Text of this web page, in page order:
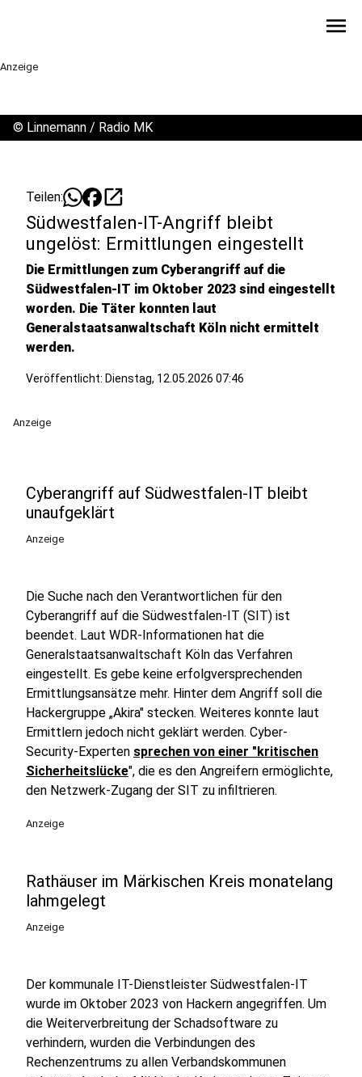
menu
Anzeige
© Linnemann / Radio MK
Teilen: open_in_new
Südwestfalen-IT-Angriff bleibt
ungelöst: Ermittlungen eingestellt
Die Ermittlungen zum Cyberangriff auf die
Südwestfalen-IT im Oktober 2023 sind eingestellt
worden. Die Täter konnten laut
Generalstaatsanwaltschaft Köln nicht ermittelt
werden.
Veröffentlicht: Dienstag, 12.05.2026 07:46
Anzeige
Cyberangriff auf Südwestfalen-IT bleibt
unaufgeklärt
Anzeige
Die Suche nach den Verantwortlichen für den
Cyberangriff auf die Südwestfalen-IT (SIT) ist
beendet. Laut WDR-Informationen hat die
Generalstaatsanwaltschaft Köln das Verfahren
eingestellt. Es gebe keine erfolgversprechenden
Ermittlungsansätze mehr. Hinter dem Angriff soll die
Hackergruppe „Akira" stecken. Weiteres konnte laut
Ermittlern jedoch nicht geklärt werden. Cyber-
Security-Experten sprechen von einer "kritischen
Sicherheitslücke", die es den Angreifern ermöglichte,
den Netzwerk-Zugang der SIT zu infiltrieren.
Anzeige
Rathäuser im Märkischen Kreis monatelang
lahmgelegt
Anzeige
Der kommunale IT-Dienstleister Südwestfalen-IT
wurde im Oktober 2023 von Hackern angegriffen. Um
die Weiterverbreitung der Schadsoftware zu
verhindern, wurden die Verbindungen des
Rechenzentrums zu allen Verbandskommunen